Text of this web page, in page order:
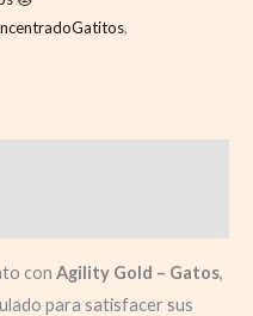
,
con Agility Gold – Gatos,
para satisfacer sus